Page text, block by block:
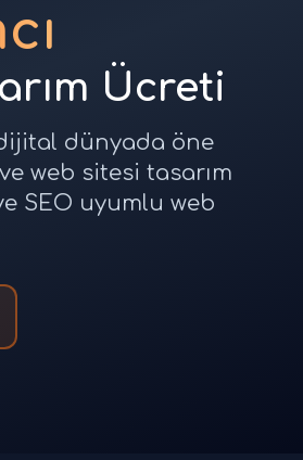
Ücreti
dünyada öne
web sitesi tasarım
SEO uyumlu web